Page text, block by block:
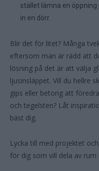
stället lämna en
in en dörr.
Blir det för litet? Många
eftersom man är rädd att
lösning på det är att välja
ljusinsläppet. Vill du hellre
gips eller betong att
och tegelsten? Låt
bäst dig.
Lycka till med projektet
för dig som vill dela av rum